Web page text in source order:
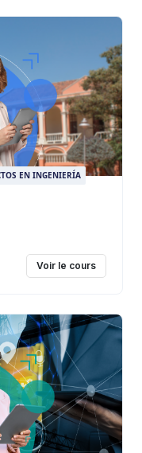
EN INGENIERÍA
Voir le cours